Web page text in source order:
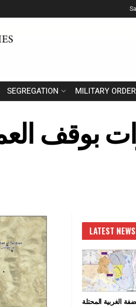
SEGREGATION MILITARY
بوقف
LATEST NEWS
الغربية المحتلة